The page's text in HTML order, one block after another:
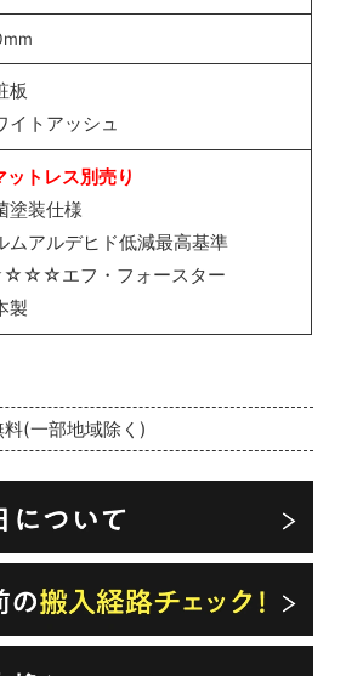
(一部地域除く)
板
イトアッシュ
トレス別売り
塗装仕様
ムアルデヒド低減最高基準
エフ・フォースター
製